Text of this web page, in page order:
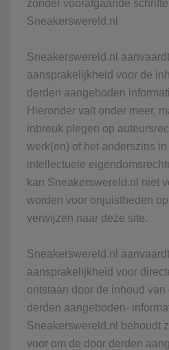
zonder voorafgaande
Sneakerswereld.nl
Sneakerswereld.nl
aansprakelijkheid voor de
derden aangeboden
Hieronder valt onder meer,
inbreuk plegen op
werk(en) of het anderszins
intellectuele
kan Sneakerswereld.nl niet
worden voor onjuistheden
verwijzen naar deze site.
Sneakerswereld.nl
aansprakelijkheid voor
ontstaan door de inhoud
derden aangeboden-
Sneakerswereld.nl behoudt
voor om de door derden